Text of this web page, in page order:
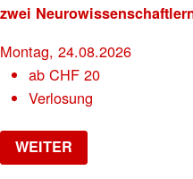
zwei
Montag, 24.08.2026
abCHF 20
Verlosung
WEITER